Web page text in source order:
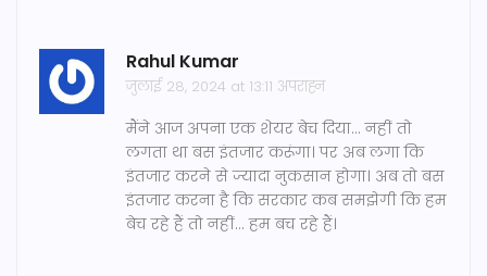
Rahul Kumar
जुलाई 28, 2024 at 13:11 अपराह्न
मैंने आज अपना एक शेयर बेच दिया... नहीं तो
लगता था बस इंतजार करूंगा। पर अब लगा कि
इंतजार करने से ज्यादा नुकसान होगा। अब तो बस
इंतजार करना है कि सरकार कब समझेगी कि हम
बेच रहे हैं तो नहीं... हम बच रहे हैं।